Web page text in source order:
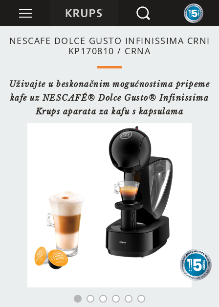
NESCAFE DOLCE GUSTO INFINISSIMA CRNI
KP170810 / CRNA
Uživajte u beskonačnim mogućnostima pripeme
kafe uz NESCAFÉ® Dolce Gusto® Infinissima
Krups aparata za kafu s kapsulama